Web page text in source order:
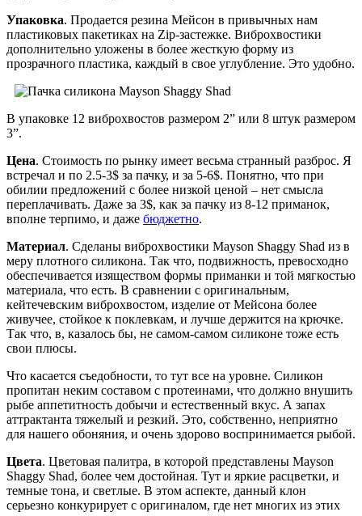
Упаковка. Продается резина Мейсон в привычных нам
пластиковых пакетиках на Zip-застежке. Виброхвостики
дополнительно уложены в более жесткую форму из
прозрачного пластика, каждый в свое углубление. Это удобно.
В упаковке 12 виброхвостов размером 2” или 8 штук размером
3”.
Цена. Стоимость по рынку имеет весьма странный разброс. Я
встречал и по 2.5-3$ за пачку, и за 5-6$. Понятно, что при
обилии предложений с более низкой ценой – нет смысла
переплачивать. Даже за 3$, как за пачку из 8-12 приманок,
вполне терпимо, и даже бюджетно.
Материал. Сделаны виброхвостики Mayson Shaggy Shad из в
меру плотного силикона. Так что, подвижность, превосходно
обеспечивается изяществом формы приманки и той мягкостью
материала, что есть. В сравнении с оригинальным,
кейтечевским виброхвостом, изделие от Мейсона более
живучее, стойкое к поклевкам, и лучше держится на крючке.
Так что, в, казалось бы, не самом-самом силиконе тоже есть
свои плюсы.
Что касается съедобности, то тут все на уровне. Силикон
пропитан неким составом с протеинами, что должно внушить
рыбе аппетитность добычи и естественный вкус. А запах
аттрактанта тяжелый и резкий. Это, собственно, неприятно
для нашего обоняния, и очень здорово воспринимается рыбой.
Цвета. Цветовая палитра, в которой представлены Mayson
Shaggy Shad, более чем достойная. Тут и яркие расцветки, и
темные тона, и светлые. В этом аспекте, данный клон
серьезно конкурирует с оригиналом, где нет многих из этих